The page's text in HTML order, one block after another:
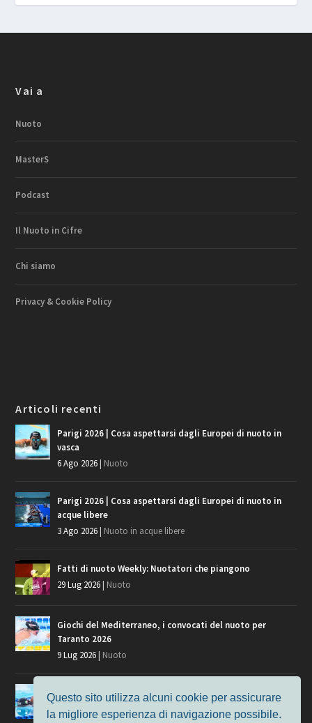
Vai a
Nuoto
MasterS
Podcast
Il Nuoto in Cifre
Chi siamo
Privacy & Cookie Policy
Articoli recenti
Parigi 2026 | Cosa aspettarsi dagli Europei di nuoto in
vasca
6 Ago 2026| Nuoto
Parigi 2026 | Cosa aspettarsi dagli Europei di nuoto in
acque libere
3 Ago 2026| Nuoto in acque libere
Fatti di nuoto Weekly: Nuotatori che piangono
29 Lug 2026| Nuoto
Giochi del Mediterraneo, i convocati del nuoto per
Taranto 2026
9 Lug 2026| Nuoto
Europei di Nuoto Parigi 2026: fra veterani e giovani, chi
Questo sito utilizza alcuni cookie per assicurare
la migliore esperienza di navigazione possibile.